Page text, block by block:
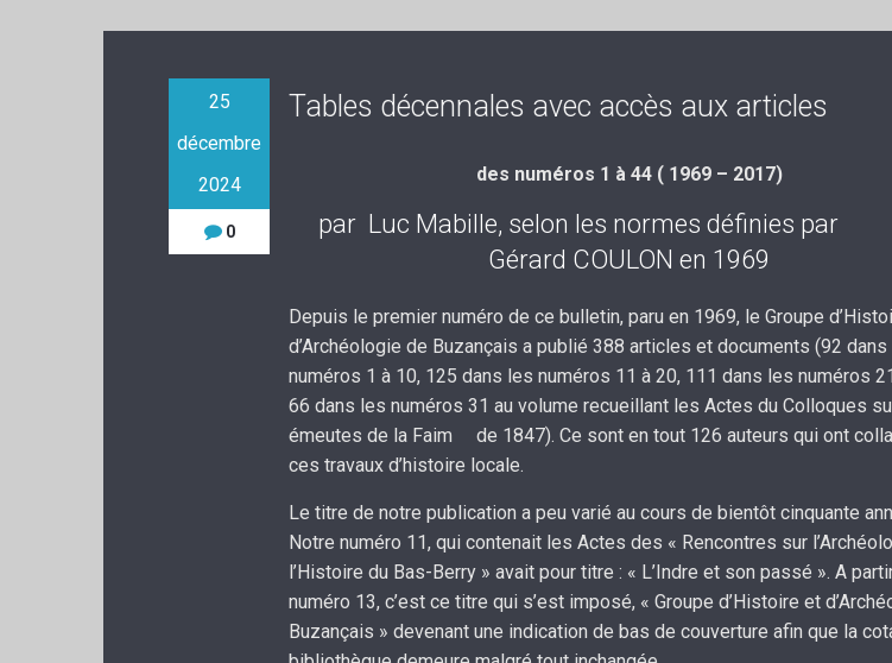
25
décembre
2024
0
Tables décennales avec accès aux articles
des numéros 1 à 44 ( 1969 – 2017)
par Luc Mabille, selon les normes définies
Gérard COULON en 1969
Depuis le premier numéro de ce bulletin, paru en 1969, le Groupe
d’Archéologie de Buzançais a publié 388 articles et documents (92
numéros 1 à 10, 125 dans les numéros 11 à 20, 111 dans les numéros
66 dans les numéros 31 au volume recueillant les Actes du Colloques
émeutes de la Faim de 1847). Ce sont en tout 126 auteurs qui ont
ces travaux d’histoire locale.
Le titre de notre publication a peu varié au cours de bientôt cinquante
Notre numéro 11, qui contenait les Actes des « Rencontres sur
l’Histoire du Bas-Berry » avait pour titre : « L’Indre et son passé ». A
numéro 13, c’est ce titre qui s’est imposé, « Groupe d’Histoire et
Buzançais » devenant une indication de bas de couverture afin que la